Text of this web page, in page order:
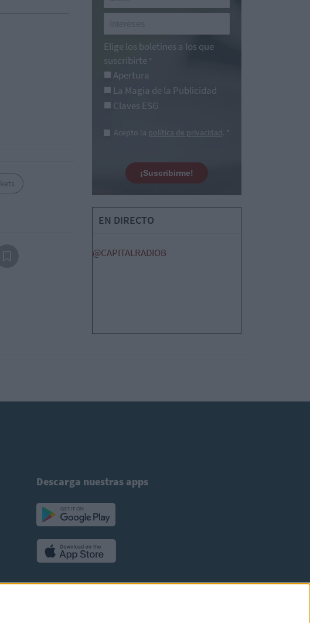
Elige los boletines a los que
suscribirte *
Apertura
La Magia de la Publicidad
Claves ESG
Acepto la política de privacidad. *
¡Suscribirme!
EN DIRECTO
@CAPITALRADIOB
Descarga nuestras apps